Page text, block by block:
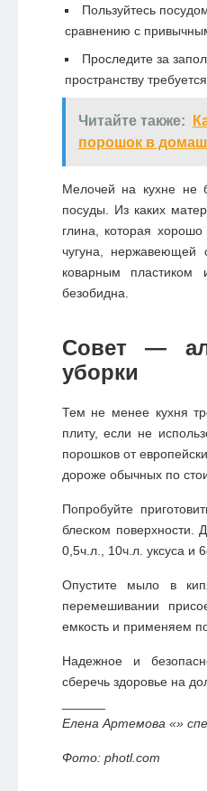
Пользуйтесь
сравнению с
Проследите за
пространству
Читайте также:
порошок в
Мелочей на кухне не
посуды. Из каких
глина, которая
чугуна,
коварным пластиком
безобидна.
Совет —
уборки
Тем не менее кухня
плиту, если не
порошков от
дороже обычных по
Попробуйте
блеском поверхности.
0,5ч.л., 10ч.л. уксуса и
Опустите мыло в
перемешивании
емкость и применяем
Надежное и
сберечь здоровье на
Елена Артемова «»
Фото: photl.com